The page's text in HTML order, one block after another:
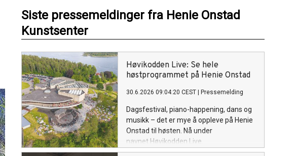
Siste pressemeldinger fra Henie Onstad
Kunstsenter
Høvikodden Live: Se hele
høstprogrammet på Henie Onstad
30.6.2026 09:04:20 CEST Pressemelding
Dagsfestival, piano-happening, dans og
musikk – det er mye å oppleve på Henie
Onstad til høsten. Nå under
navnet Høvikodden Live.